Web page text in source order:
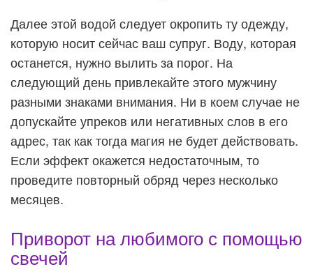
Далее этой водой следует окропить ту одежду,
которую носит сейчас ваш супруг. Воду, которая
останется, нужно вылить за порог. На
следующий день привлекайте этого мужчину
разными знаками внимания. Ни в коем случае не
допускайте упреков или негативных слов в его
адрес, так как тогда магия не будет действовать.
Если эффект окажется недостаточным, то
проведите повторный обряд через несколько
месяцев.
Приворот на любимого с помощью
свечей